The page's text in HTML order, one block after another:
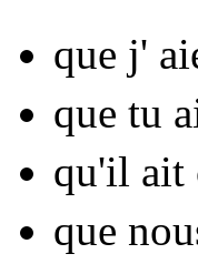
que j'
que tu
qu'il ait
que